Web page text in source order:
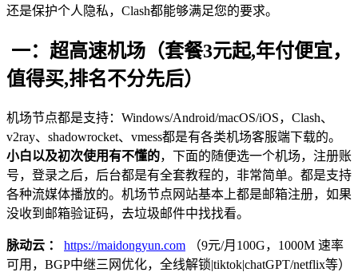
还是保护个人隐私，Clash都能够满足您的要求。
一：超高速机场（套餐3元起,年付便宜，
值得买,排名不分先后）
机场节点都是支持：Windows/Android/macOS/iOS，Clash、
v2ray、shadowrocket、vmess都是有各类机场客服端下载的。
小白以及初次使用有不懂的，下面的随便选一个机场，注册账
号，登录之后，后台都是有全套教程的，非常简单。都是支持
各种流媒体播放的。机场节点网站基本上都是邮箱注册，如果
没收到邮箱验证码，去垃圾邮件中找找看。
脉动云 ： https://maidongyun.com （9元/月100G，1000M 速率
可用，BGP中继三网优化，全线解锁|tiktok|chatGPT/netflix等）